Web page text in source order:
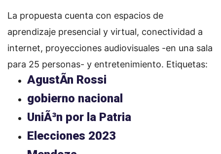
La propuesta cuenta con espacios de
aprendizaje presencial y virtual, conectividad a
internet, proyecciones audiovisuales -en una sala
para 25 personas- y entretenimiento. Etiquetas:
AgustÃ­n Rossi
gobierno nacional
UniÃ³n por la Patria
Elecciones 2023